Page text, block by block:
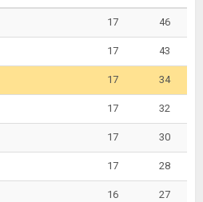
17 46
17 43
17 34
17 32
17 30
17 28
16 27